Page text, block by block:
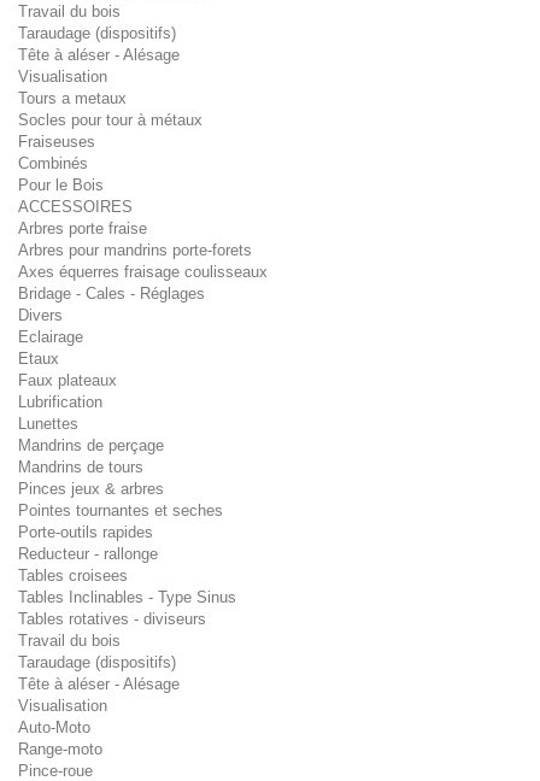
Travail du bois
Taraudage (dispositifs)
Tête à aléser - Alésage
Visualisation
Tours a metaux
Socles pour tour à métaux
Fraiseuses
Combinés
Pour le Bois
ACCESSOIRES
Arbres porte fraise
Arbres pour mandrins porte-forets
Axes équerres fraisage coulisseaux
Bridage - Cales - Réglages
Divers
Eclairage
Etaux
Faux plateaux
Lubrification
Lunettes
Mandrins de perçage
Mandrins de tours
Pinces jeux & arbres
Pointes tournantes et seches
Porte-outils rapides
Reducteur - rallonge
Tables croisees
Tables Inclinables - Type Sinus
Tables rotatives - diviseurs
Travail du bois
Taraudage (dispositifs)
Tête à aléser - Alésage
Visualisation
Auto-Moto
Range-moto
Pince-roue